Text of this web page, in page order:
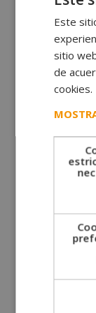
legendarios.
Poema
para
de Gesta.
Romance.
de origen
Géneros
La
negra, de
Géneros
Este
sitio
de
cookies.